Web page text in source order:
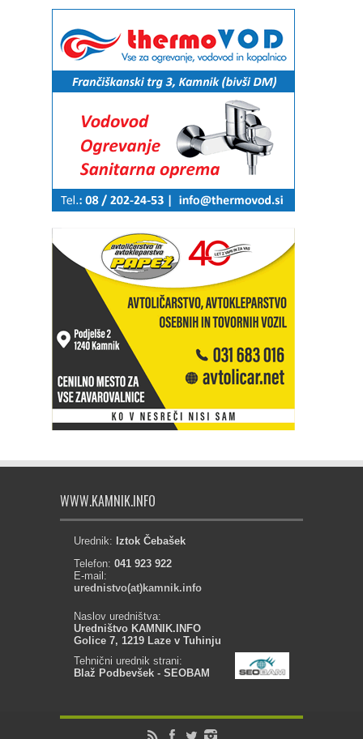
WWW.KAMNIK.INFO
Urednik: Iztok Čebašek
Telefon: 041 923 922
E-mail:
urednistvo(at)kamnik.info
Naslov uredništva:
Uredništvo KAMNIK.INFO
Golice 7, 1219 Laze v Tuhinju
Tehnični urednik strani:
Blaž Podbevšek - SEOBAM